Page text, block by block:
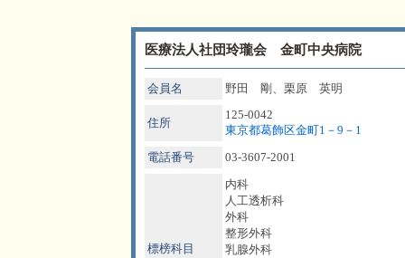
医療法人社団玲瓏会 金町中央病院
会員名 野田 剛、栗原 英明
住所
125-0042
東京都葛飾区金町1－9－1
電話番号
03-3607-2001
標榜科目
内科
人工透析科
外科
整形外科
乳腺外科